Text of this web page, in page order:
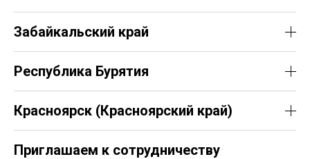
Забайкальский край
Республика Бурятия
Красноярск (Красноярский край)
Приглашаем к сотрудничеству